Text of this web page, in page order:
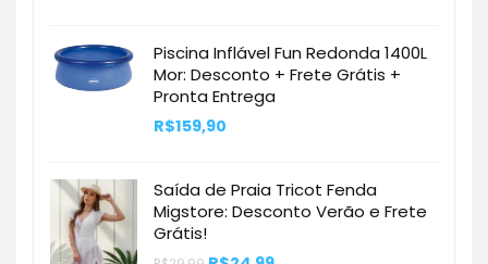
R$167,62.R$0,00.
Piscina Inflável Fun Redonda 1400L
Mor: Desconto + Frete Grátis +
Pronta Entrega
R$159,90
Saída de Praia Tricot Fenda
Migstore: Desconto Verão e Frete
Grátis!